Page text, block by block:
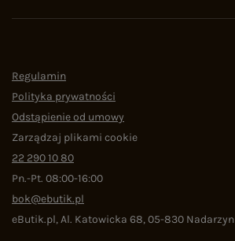
Regulamin
Polityka prywatności
Odstąpienie od umowy
Zarządzaj plikami cookie
22 290 10 80
Pn.-Pt. 08:00-16:00
bok@ebutik.pl
eButik.pl,Al. Katowicka 68,05-830 Nadarzyn